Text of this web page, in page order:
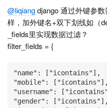
@liqiangdjango 通过外键参
样，加外键名+双下划线如（
_fields里实现数据过滤？
filter_fields = {
"name": ["icontains"],
"mobile": ["icontains"],
"username":
"gender": ["icontains"],